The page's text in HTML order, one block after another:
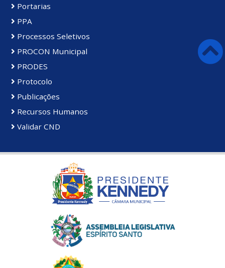
Portarias
PPA
Processos Seletivos
PROCON Municipal
PRODES
Protocolo
Publicações
Recursos Humanos
Validar CND